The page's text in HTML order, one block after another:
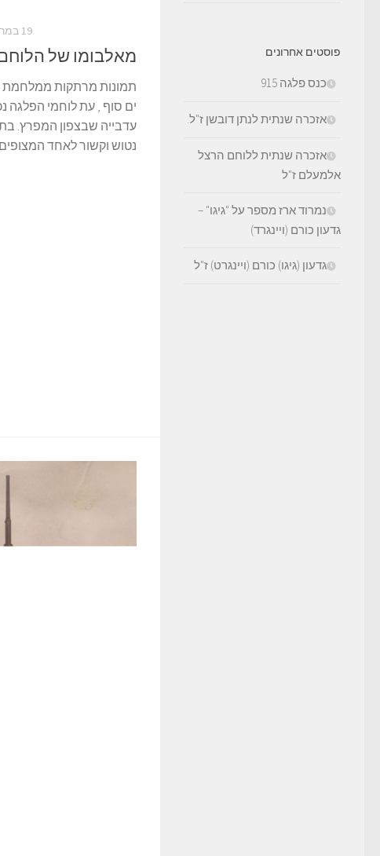
19 במרץ 2016
מאלבומו של הלוחם
תמונות מרתקות ממלחמת
ים סוף , עת לוחמי הפלגה
עדבייה שבצפון המפרץ.
נטוש וקשור לאחד
פוסטים אחרונים
כנס פלגה 915
אזכרה שנתית לנתן דובשן ז"ל.
אזכרה שנתית ללוחם הרצל
אלמעלם ז"ל
נמרוד ארז מספר על "גיגו" –
גדעון כורם (ויינגרד)
גדעון (גיגו) כורם (ויינגרט) ז"ל